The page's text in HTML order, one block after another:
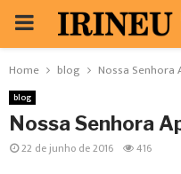
PRIMARY
MENU
Home blog Nossa Senhora
blog
Nossa Senhora
22 de junho de 2016 416